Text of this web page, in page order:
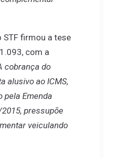
STF firmou a tese
com a
cobrança do
alusivo ao ICMS,
pela Emenda
pressupõe
veiculando